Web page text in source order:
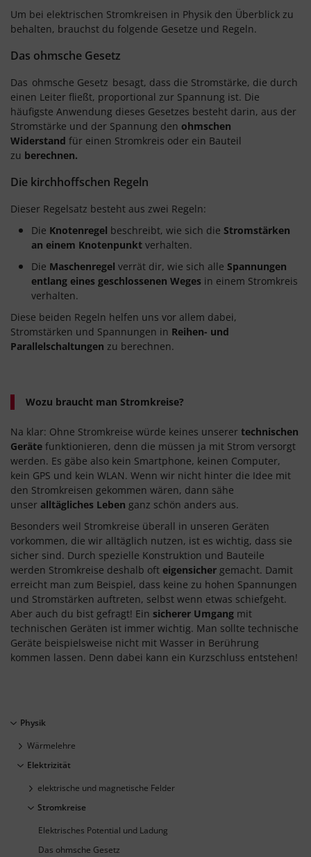
Um bei elektrischen Stromkreisen in Physik den Überblick zu
behalten, brauchst du folgende Gesetze und Regeln.
Das ohmsche Gesetz
Das ohmsche Gesetz besagt, dass die Stromstärke, die durch
einen Leiter fließt, proportional zur Spannung ist. Die
häufigste Anwendung dieses Gesetzes besteht darin, aus der
Stromstärke und der Spannung den ohmschen
Widerstand für einen Stromkreis oder ein Bauteil
zu berechnen.
Die kirchhoffschen Regeln
Dieser Regelsatz besteht aus zwei Regeln:
Die Knotenregel beschreibt, wie sich die Stromstärken
an einem Knotenpunkt verhalten.
Die Maschenregel verrät dir, wie sich alle Spannungen
entlang eines geschlossenen Weges in einem Stromkreis
verhalten.
Diese beiden Regeln helfen uns vor allem dabei,
Stromstärken und Spannungen in Reihen- und
Parallelschaltungen zu berechnen.
Wozu braucht man Stromkreise?
Na klar: Ohne Stromkreise würde keines unserer technischen
Geräte funktionieren, denn die müssen ja mit Strom versorgt
werden. Es gäbe also kein Smartphone, keinen Computer,
kein GPS und kein WLAN. Wenn wir nicht hinter die Idee mit
den Stromkreisen gekommen wären, dann sähe
unser alltägliches Leben ganz schön anders aus.
Besonders weil Stromkreise überall in unseren Geräten
vorkommen, die wir alltäglich nutzen, ist es wichtig, dass sie
sicher sind. Durch spezielle Konstruktion und Bauteile
werden Stromkreise deshalb oft eigensicher gemacht. Damit
erreicht man zum Beispiel, dass keine zu hohen Spannungen
und Stromstärken auftreten, selbst wenn etwas schiefgeht.
Aber auch du bist gefragt! Ein sicherer Umgang mit
technischen Geräten ist immer wichtig. Man sollte technische
Geräte beispielsweise nicht mit Wasser in Berührung
kommen lassen. Denn dabei kann ein Kurzschluss entstehen!
Physik
Wärmelehre
Elektrizität
elektrische und magnetische Felder
Stromkreise
Elektrisches Potential und Ladung
Das ohmsche Gesetz